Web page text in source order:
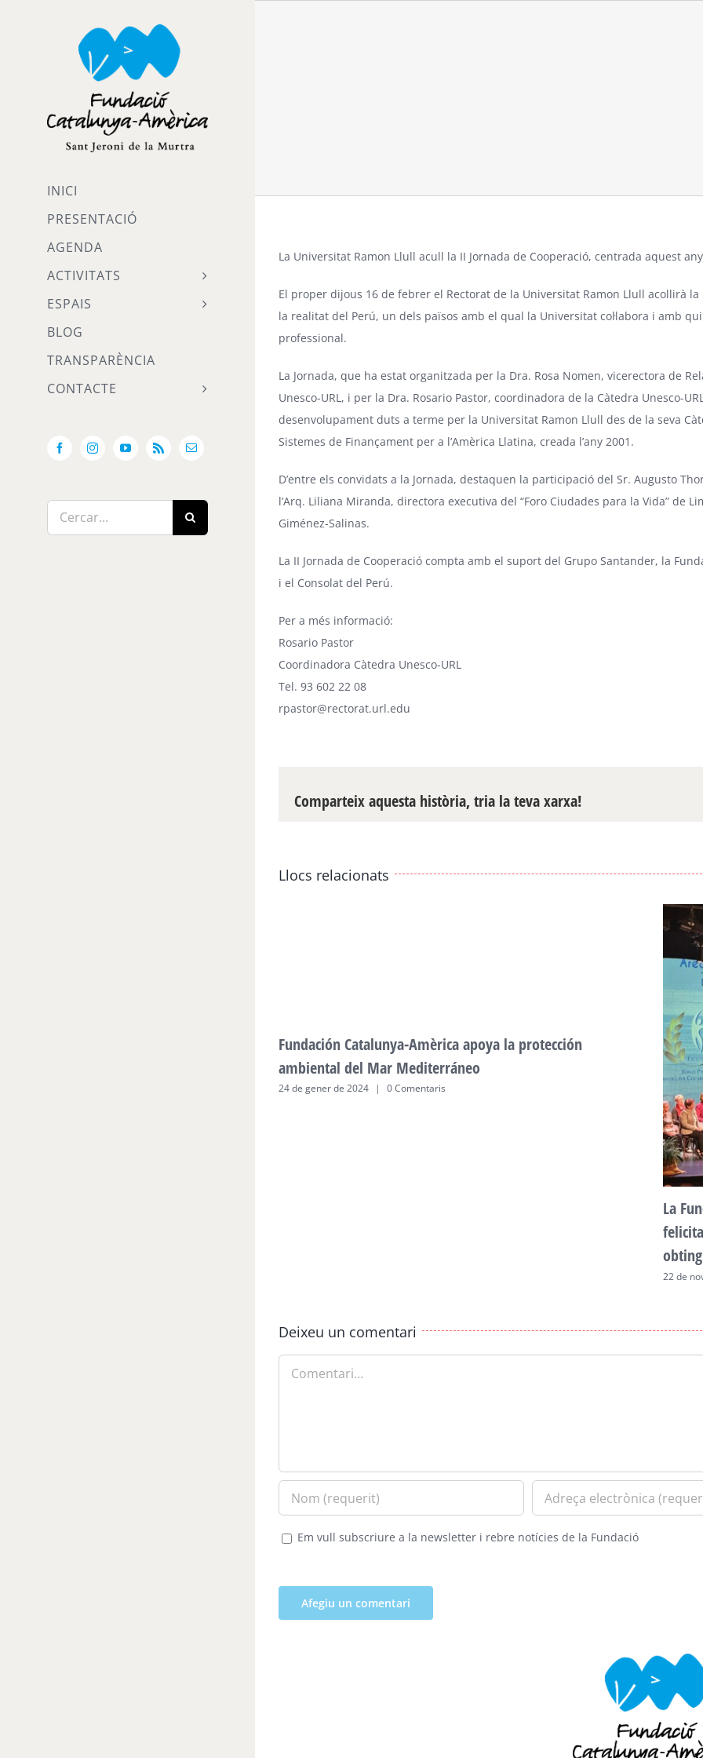
INICI
PRESENTACIÓ
AGENDA
ACTIVITATS
ESPAIS
BLOG
TRANSPARÈNCIA
CONTACTE
FacebookInstagramYouTube
Rss Email:
Cerca
…
La Universitat Ramon Llull acull la II Jornada de Cooperació, centrada aquest
El proper dijous 16 de febrer el Rectorat de la Universitat Ramon Llull acollirà
la realitat del Perú, un dels països amb el qual la Universitat col·labora i amb
professional.
La Jornada, que ha estat organitzada per la Dra. Rosa Nomen, vicerectora de
Unesco-URL, i per la Dra. Rosario Pastor, coordinadora de la Càtedra Unesco-
desenvolupament duts a terme per la Universitat Ramon Llull des de la seva
Sistemes de Finançament per a l’Amèrica Llatina, creada l’any 2001.
D’entre els convidats a la Jornada, destaquen la participació del Sr. Augusto
l’Arq. Liliana Miranda, directora executiva del “Foro Ciudades para la Vida” de
Giménez-Salinas.
La II Jornada de Cooperació compta amb el suport del Grupo Santander, la
i el Consolat del Perú.
Per a més informació:
Rosario Pastor
Coordinadora Càtedra Unesco-URL
Tel. 93 602 22 08
rpastor@rectorat.url.edu
Comparteix aquesta història, tria la teva xarxa!
Llocs relacionats
Fundación Catalunya-Amèrica apoya la protección
ambiental del Mar Mediterráneo
24 de gener de 2024 | 0 Comentaris
La
22 de
Deixeu un comentari
Em vull subscriure a la newsletter i rebre notícies de la Fundació